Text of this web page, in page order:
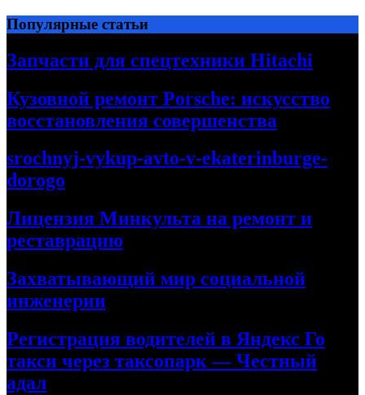
Перейти
к
содержимому
Популярные статьи
Запчасти для спецтехники Hitachi
Кузовной ремонт Porsche: искусство
восстановления совершенства
srochnyj-vykup-avto-v-ekaterinburge-
dorogo
Лицензия Минкульта на ремонт и
реставрацию
Захватывающий мир социальной
инженерии
Регистрация водителей в Яндекс Го
такси через таксопарк — Честный
адал